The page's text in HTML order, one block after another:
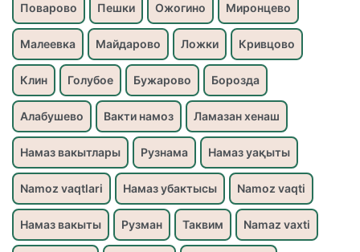
Поварово Пешки Ожогино Миронцево
Малеевка Майдарово Ложки Кривцово
Клин Голубое Бужарово Борозда
Алабушево Вакти намоз Ламазан хенаш
Намаз вакытлары Рузнама Намаз уақыты
Namoz vaqtlari Намаз убактысы Namoz vaqti
Намаз вакыты Рузман Таквим Namaz vaxti